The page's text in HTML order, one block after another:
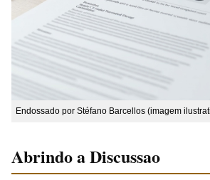
Endossado por Stéfano Barcellos (imagem
Abrindo a Discussao